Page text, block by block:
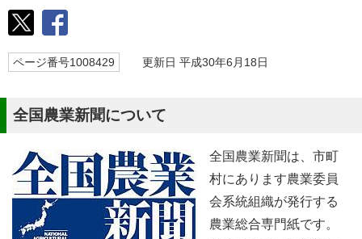
ページ番号1008429 更新日 平成30年6月18日
全国農業新聞について
全国農業新聞は、市町
村にあります農業委員
会系統組織が発行する
農業総合専門紙です。